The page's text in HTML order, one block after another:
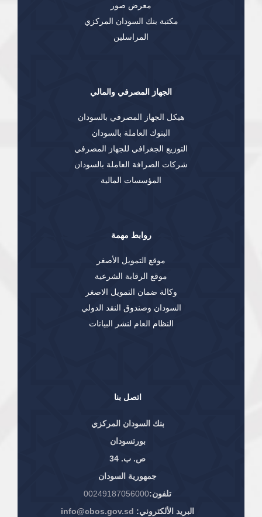
اتصل بنا
بنك السودان المركزي
بورتسودان
ص. ب. 34
جمهورية السودان
تلفون:00249187056000
البريد الألكتروني: info@cbos.gov.sd
معرض صور
مكتبة بنك السودان المركزي
المراسلين
الجهاز المصرفي والمالي
هيكل الجهاز المصرفي بالسودان
البنوك العاملة بالسودان
التوزيع الجغرافي للجهاز المصرفي
شركات الصرافة العاملة بالسودان
المؤسسات المالية
روابط مهمة
موقع التمويل الأصغر
موقع الرقابة الشرعية
وكالة ضمان التمويل الاصغر
السودان وصندوق النقد الدولي
النظام العام لنشر البيانات